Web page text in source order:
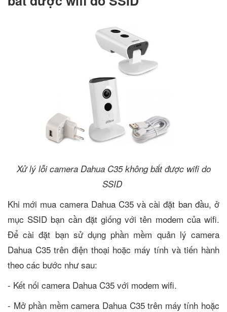
Xử lý lỗi camera Dahua C35 không bắt được wifi do
SSID
Khi mới mua camera Dahua C35 và cài đặt ban đầu, ở
mục SSID bạn cần đặt giống với tên modem của wifi.
Để cài đặt bạn sử dụng phần mềm quản lý camera
Dahua C35 trên điện thoại hoặc máy tính và tiến hành
theo các bước như sau:
- Kết nối camera Dahua C35 với modem wifi.
- Mở phần mềm camera Dahua C35 trên máy tính hoặc